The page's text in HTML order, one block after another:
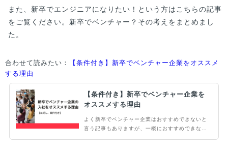
種や業界を紹介します。エンジニアを目指したい
また、新卒でエンジニアになりたい！という方はこちらの記事
をご覧ください。新卒でベンチャー？その考えをまとめまし
た。
合わせて読みたい：
【条件付き】新卒でベンチャー企業をオススメ
する理由
【条件付き】新卒でベンチャー企業を
オススメする理由
よく新卒でベンチャー企業はおすすめできないと
言う記事もありますが、一概におすすめできない